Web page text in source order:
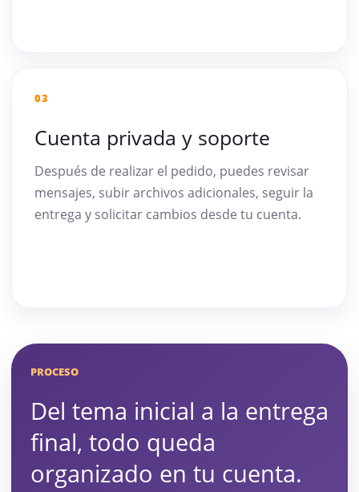
03
Cuenta privada y soporte
Después de realizar el pedido, puedes revisar
mensajes, subir archivos adicionales, seguir la
entrega y solicitar cambios desde tu cuenta.
PROCESO
Del tema inicial a la entrega
final, todo queda
organizado en tu cuenta.